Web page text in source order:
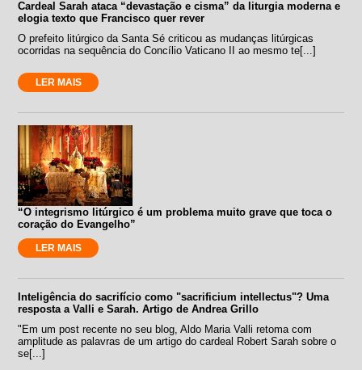
Cardeal Sarah ataca “devastação e cisma” da liturgia moderna e
elogia texto que Francisco quer rever
O prefeito litúrgico da Santa Sé criticou as mudanças litúrgicas
ocorridas na sequência do Concílio Vaticano II ao mesmo te[...]
LER MAIS
“O integrismo litúrgico é um problema muito grave que toca o
coração do Evangelho”
LER MAIS
Inteligência do sacrifício como "sacrificium intellectus"? Uma
resposta a Valli e Sarah. Artigo de Andrea Grillo
"Em um post recente no seu blog, Aldo Maria Valli retoma com
amplitude as palavras de um artigo do cardeal Robert Sarah sobre o
se[...]